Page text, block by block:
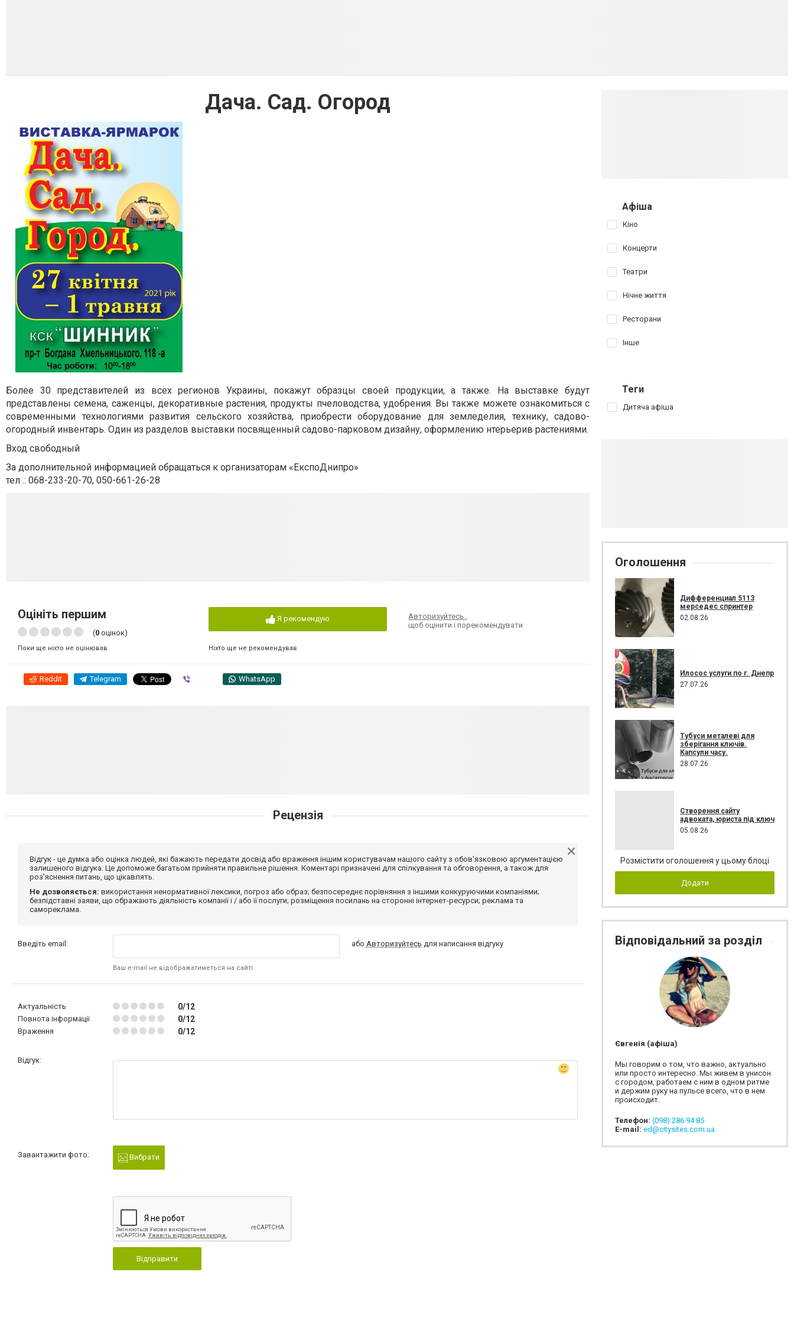
Дача. Сад. Огород
Более 30 представителей из всех регионов Украины, покажут образцы своей продукции, а также. На выставке будут
представлены семена, саженцы, декоративные растения, продукты пчеловодства, удобрения. Вы также можете ознакомиться с
современными технологиями развития сельского хозяйства, приобрести оборудование для земледелия, технику, садово-
огородный инвентарь. Один из разделов выставки посвященный садово-парковом дизайну, оформлению нтерьерив растениями.
Вход свободный
За дополнительной информацией обращаться к организаторам «ЕкспоДнипро»
тел .: 068-233-20-70, 050-661-26-28
Оцініть першим
(0 оцінок)
Поки ще ніхто не оцінював
Я рекомендую
Ніхто ще не рекомендував
Авторизуйтесь,
щоб оцінити і порекомендувати
Reddit Telegram WhatsApp
Рецензія
Відгук - це думка або оцінка людей, які бажають передати досвід або враження іншим користувачам нашого сайту з обов'язковою аргументацією
залишеного відгука. Це допоможе багатьом прийняти правильне рішення. Коментарі призначені для спілкування та обговорення, а також для
роз'яснення питань, що цікавлять.
Не дозволяється: використання ненормативної лексики, погроз або образ; безпосереднє порівняння з іншими конкуруючими компаніями;
безпідставні заяви, що ображають діяльність компанії і / або її послуги; розміщення посилань на сторонні інтернет-ресурси; реклама та
самореклама.
Введіть email:
Ваш e-mail не відображатиметься на сайті
або Авторизуйтесь для написання відгуку
Актуальність 0/12
Повнота інформації 0/12
Враження 0/12
Відгук:
Завантажити фото: Вибрати
Відправити
Афіша
Кіно
Концерти
Театри
Нічне життя
Ресторани
Інше
Теги
Дитяча афіша
Оголошення
Дифференциал 5113
мерседес спринтер
02.08.26
Илосос услуги по г. Днепр
27.07.26
Тубуси металеві для
зберігання ключів.
Капсули часу.
28.07.26
Створення сайту
адвоката, юриста під ключ
05.08.26
Розмістити оголошення у цьому блоці
Додати
Відповідальний за розділ
Євгенія (афіша)
Мы говорим о том, что важно, актуально
или просто интересно. Мы живем в унисон
с городом, работаем с ним в одном ритме
и держим руку на пульсе всего, что в нем
происходит.
Телефон: (098) 286 94 85
E-mail: ed@citysites.com.ua